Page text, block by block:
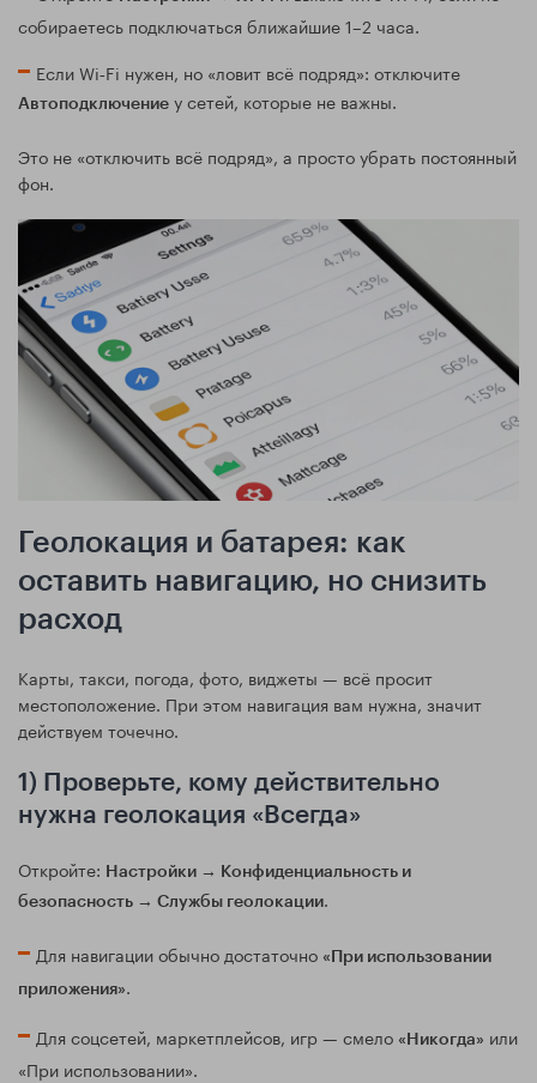
собираетесь подключаться ближайшие 1–2 часа.
Если Wi‑Fi нужен, но «ловит всё подряд»: отключите
Автоподключение у сетей, которые не важны.
Это не «отключить всё подряд», а просто убрать постоянный
фон.
Геолокация и батарея: как
оставить навигацию, но снизить
расход
Карты, такси, погода, фото, виджеты — всё просит
местоположение. При этом навигация вам нужна, значит
действуем точечно.
1) Проверьте, кому действительно
нужна геолокация «Всегда»
Откройте: Настройки → Конфиденциальность и
безопасность → Службы геолокации.
Для навигации обычно достаточно «При использовании
приложения».
Для соцсетей, маркетплейсов, игр — смело «Никогда» или
«При использовании».